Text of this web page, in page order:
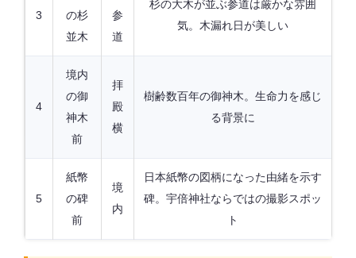
3
の杉
並木
参
道
杉の大木が並ぶ参道は厳かな雰囲
気。木漏れ日が美しい
4
境内
の御
神木
前
拝
殿
横
樹齢数百年の御神木。生命力を感じ
る背景に
5
紙幣
の碑
前
境
内
日本紙幣の図柄になった由緒を示す
碑。宇倍神社ならではの撮影スポッ
ト